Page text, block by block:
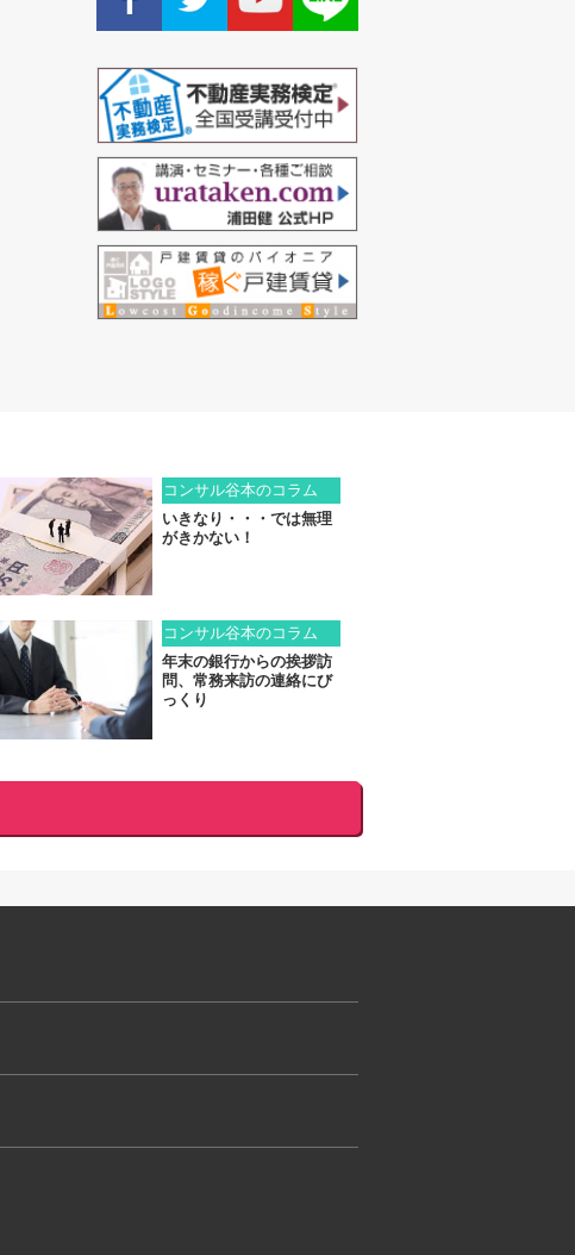
コンサル谷本のコラム
いきなり・・・では無理
がきかない！
コンサル谷本のコラム
年末の銀行からの挨拶訪
問、常務来訪の連絡にび
っくり